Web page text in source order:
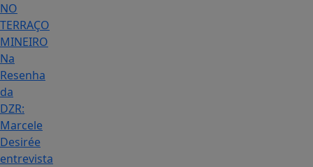
NO
TERRAÇO
MINEIRO
Na
Resenha
da
DZR:
Marcele
Desirée
entrevista